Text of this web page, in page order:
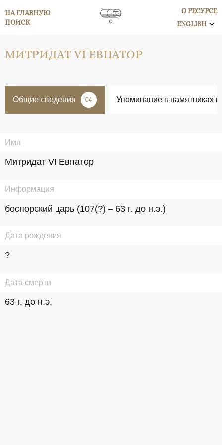
НА ГЛАВНУЮ
ПОИСК
О РЕСУРСЕ
ENGLISH
МИТРИДАТ VI ЕВПАТОР
Общие сведения 04 Упоминание в памятниках
Имя
Митридат VI Евпатор
Информация
боспорский царь (107(?) – 63 г. до н.э.)
Дата рождения
?
Дата смерти
63 г. до н.э.